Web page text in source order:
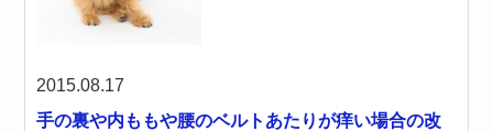
2015.08.17
手の裏や内ももや腰のベルトあたりが痒い場合の改